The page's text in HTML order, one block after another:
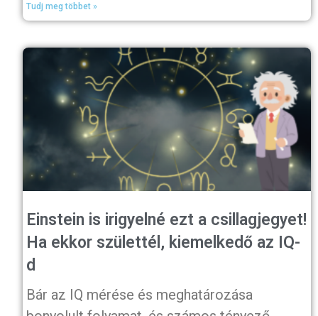
Tudj meg többet »
Einstein is irigyelné ezt a csillagjegyet!
Ha ekkor születtél, kiemelkedő az IQ-
d
Bár az IQ mérése és meghatározása